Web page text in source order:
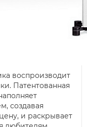
воспроизводит
Патентованная
создавая
и раскрывает